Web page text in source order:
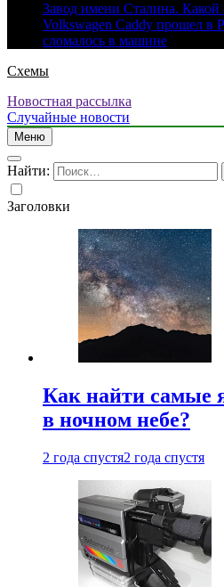
Завод имени Сталина.
Volkswagen Caddy прошел в
сломалось в машине
Схемы
Новостная рассылка
Случайные новости
Меню
Найти:
Заголовки
Как найти самые
в ночном небе?
2 года спустя2 года спустя